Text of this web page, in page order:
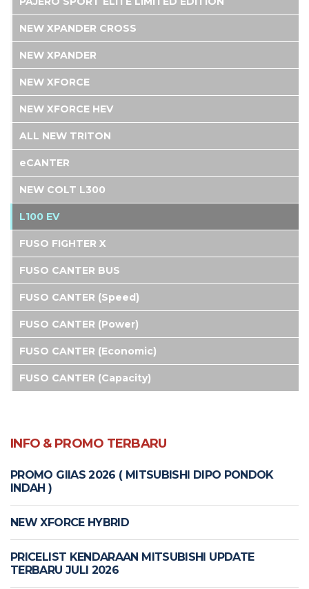
NEW XPANDER CROSS
NEW XPANDER
NEW XFORCE
NEW XFORCE HEV
ALL NEW TRITON
eCANTER
NEW COLT L300
L100 EV
FUSO FIGHTER X
FUSO CANTER BUS
FUSO CANTER (Speed)
FUSO CANTER (Power)
FUSO CANTER (Economic)
FUSO CANTER (Capacity)
INFO & PROMO TERBARU
PROMO GIIAS 2026 ( MITSUBISHI DIPO PONDOK
INDAH )
NEW XFORCE HYBRID
PRICELIST KENDARAAN MITSUBISHI UPDATE
TERBARU JULI 2026